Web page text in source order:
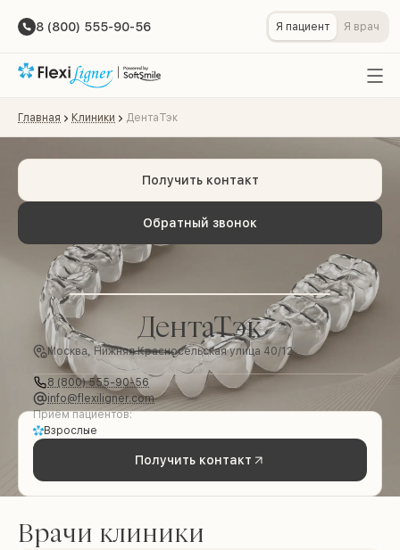
8 (800) 555-90-56 Я пациент Я врач
Главная Клиники ДентаТэк
Обратный звонок
Получить контакт
ДентаТэк
Москва, Нижняя Красносельская улица 40/12
8 (800) 555-90-56
info@flexiligner.com
Приём пациентов:
Взрослые
Получить контакт
Врачи клиники